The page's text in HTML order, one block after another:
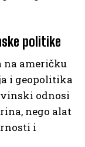
politike
na američku
i geopolitika
odnosi
nego alat
i